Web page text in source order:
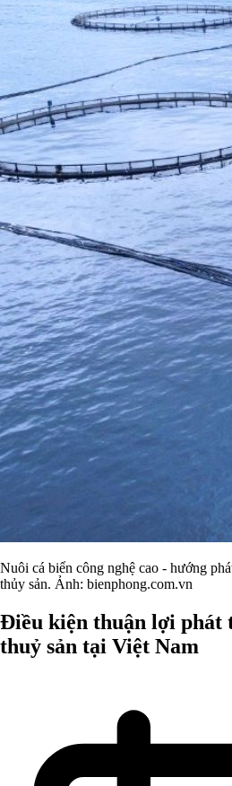
Nuôi cá biển công nghệ cao - hướng
thủy sản. Ảnh: bienphong.com.vn
Điều kiện thuận lợi phát
thuỷ sản tại Việt Nam